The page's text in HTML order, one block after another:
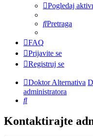
Pogledaj
Pretraga
FAQ
Prijavite se
Registruj se
Doktor Alternativa
administratora
Pretraga
Kontaktirajte